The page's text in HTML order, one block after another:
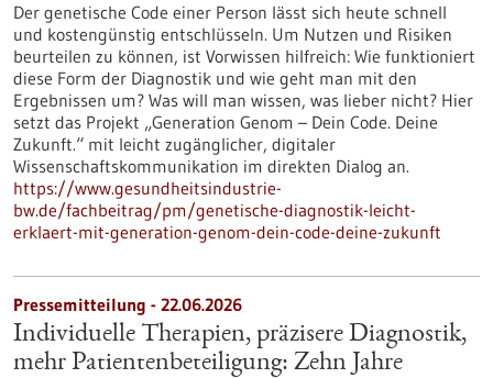
Der genetische Code einer Person lässt sich heute schnell
und kostengünstig entschlüsseln. Um Nutzen und Risiken
beurteilen zu können, ist Vorwissen hilfreich: Wie funktioniert
diese Form der Diagnostik und wie geht man mit den
Ergebnissen um? Was will man wissen, was lieber nicht? Hier
setzt das Projekt „Generation Genom – Dein Code. Deine
Zukunft.“ mit leicht zugänglicher, digitaler
Wissenschaftskommunikation im direkten Dialog an.
https://www.gesundheitsindustrie-
bw.de/fachbeitrag/pm/genetische-diagnostik-leicht-
erklaert-mit-generation-genom-dein-code-deine-zukunft
Pressemitteilung - 22.06.2026
Individuelle Therapien, präzisere Diagnostik,
mehr Patientenbeteiligung: Zehn Jahre